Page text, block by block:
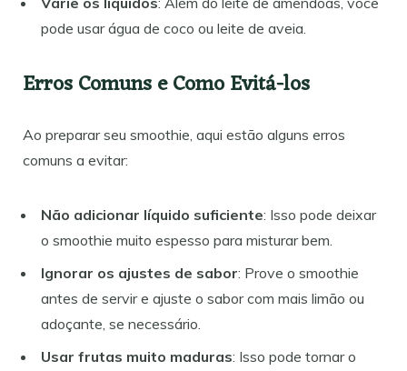
pode usar água de coco ou leite de aveia.
Erros Comuns e Como Evitá-los
Ao preparar seu smoothie, aqui estão alguns erros
comuns a evitar:
Não adicionar líquido suficiente: Isso pode deixar
o smoothie muito espesso para misturar bem.
Ignorar os ajustes de sabor: Prove o smoothie
antes de servir e ajuste o sabor com mais limão ou
adoçante, se necessário.
Usar frutas muito maduras: Isso pode tornar o